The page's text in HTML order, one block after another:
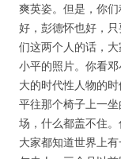
爽英姿。但是，你
好，彭德怀也好，
们这两个人的话，
小平的照片。你看
大的时代性人物的
平往那个椅子上一
场，什么都盖不住。
大家都知道世界上